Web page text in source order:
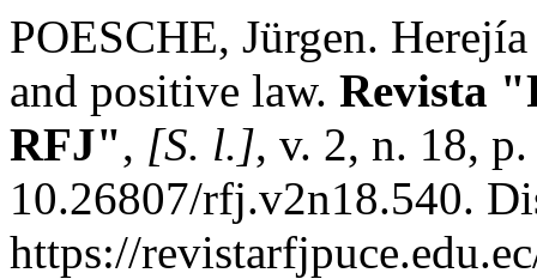
POESCHE, Jürgen.
and positive law. Revista
RFJ", [S. l.], v. 2, n. 18,
10.26807/rfj.v2n18.540.
https://